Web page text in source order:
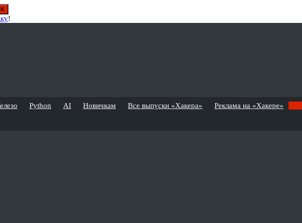
!
Python AI Новичкам Все выпуски «Хакера» Реклама на «Хакере»